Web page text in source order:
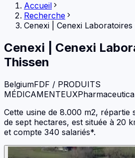
Accueil
Recherche
Cenexi
Cenexi Laboratoires
Cenexi
Cenexi
Thissen
BelgiumFDF / PRODUITS
MÉDICAMENTEUX
Cette usine de 8.000 m2, répartie
de sept hectares, est située à 20
et compte 340 salariés*.